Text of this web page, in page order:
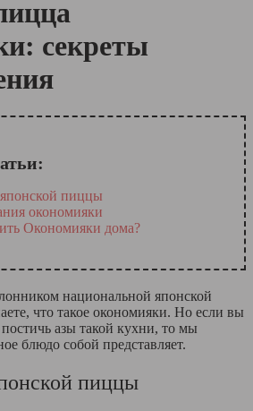
секреты
пиццы
окономияки
Окономияки дома?
национальной японской
что такое окономияки. Но если вы
азы такой кухни, то мы
блюдо собой представляет.
пиццы